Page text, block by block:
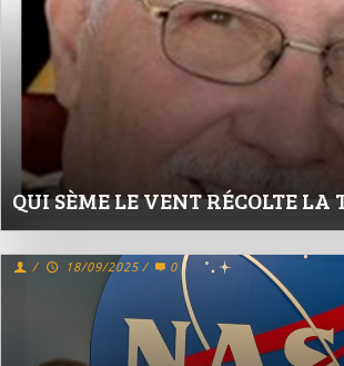
QUI SÈME LE VENT RÉCOLTE LA
/ 18/09/2025 / 0